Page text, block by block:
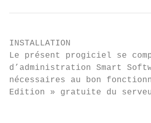
INSTALLATION
Le présent progiciel se
d’administration Smart
nécessaires au bon
Edition » gratuite du